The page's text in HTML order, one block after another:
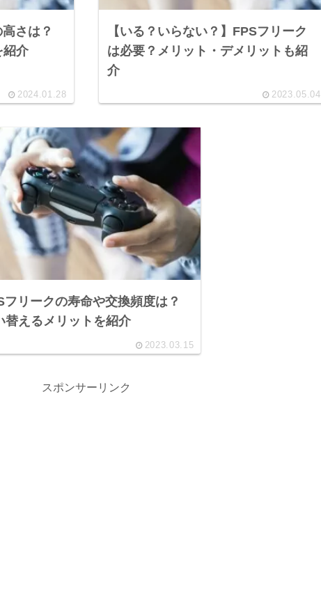
さは？
紹介
2024.01.28
【いる？いらない？】FPSフリーク
は必要？メリット・デメリットも紹
介
2023.05.04
フリークの寿命や交換頻度は？
替えるメリットを紹介
2023.03.15
スポンサーリンク